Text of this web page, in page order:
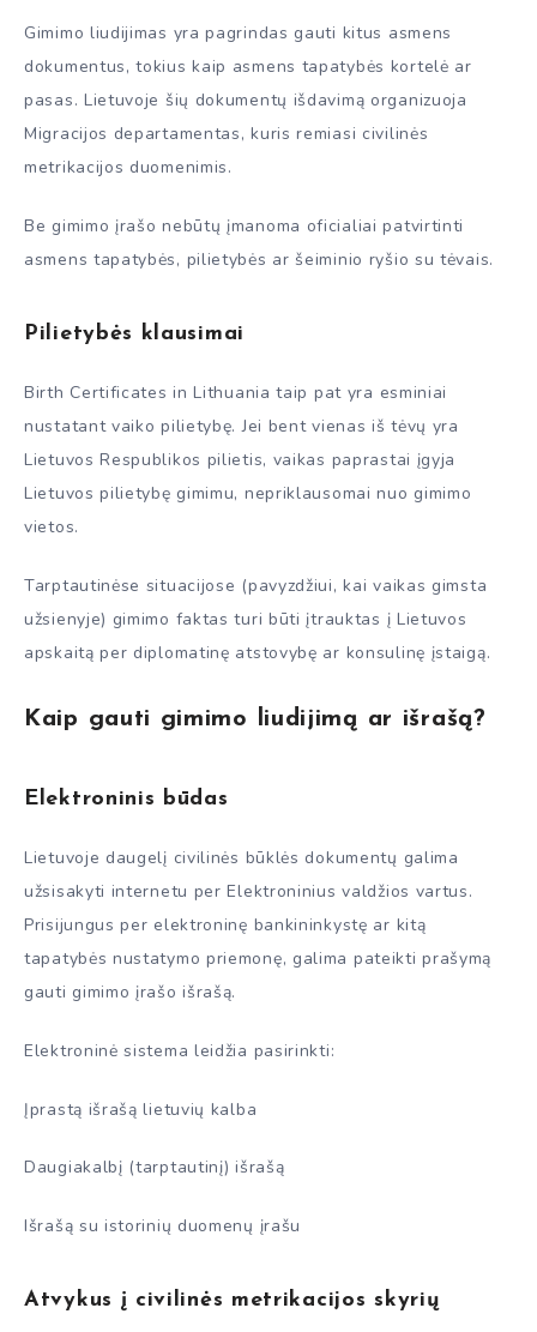
Gimimo liudijimas yra pagrindas gauti kitus asmens
dokumentus, tokius kaip asmens tapatybės kortelė ar
pasas. Lietuvoje šių dokumentų išdavimą organizuoja
Migracijos departamentas, kuris remiasi civilinės
metrikacijos duomenimis.
Be gimimo įrašo nebūtų įmanoma oficialiai patvirtinti
asmens tapatybės, pilietybės ar šeiminio ryšio su tėvais.
Pilietybės klausimai
Birth Certificates in Lithuania taip pat yra esminiai
nustatant vaiko pilietybę. Jei bent vienas iš tėvų yra
Lietuvos Respublikos pilietis, vaikas paprastai įgyja
Lietuvos pilietybę gimimu, nepriklausomai nuo gimimo
vietos.
Tarptautinėse situacijose (pavyzdžiui, kai vaikas gimsta
užsienyje) gimimo faktas turi būti įtrauktas į Lietuvos
apskaitą per diplomatinę atstovybę ar konsulinę įstaigą.
Kaip gauti gimimo liudijimą ar išrašą?
Elektroninis būdas
Lietuvoje daugelį civilinės būklės dokumentų galima
užsisakyti internetu per Elektroninius valdžios vartus.
Prisijungus per elektroninę bankininkystę ar kitą
tapatybės nustatymo priemonę, galima pateikti prašymą
gauti gimimo įrašo išrašą.
Elektroninė sistema leidžia pasirinkti:
Įprastą išrašą lietuvių kalba
Daugiakalbį (tarptautinį) išrašą
Išrašą su istorinių duomenų įrašu
Atvykus į civilinės metrikacijos skyrių